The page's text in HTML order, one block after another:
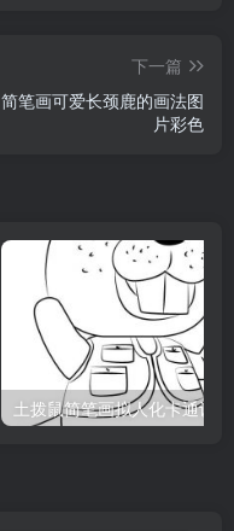
下一篇
简笔画可爱长颈鹿的画法图
片彩色